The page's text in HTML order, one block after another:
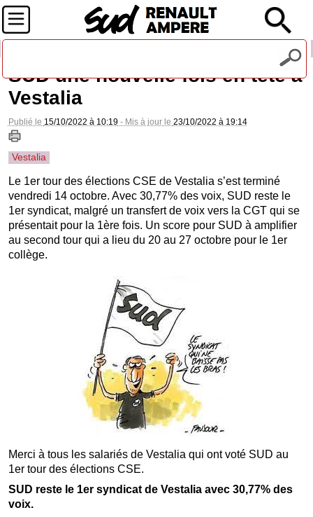
SUD une nouvelle fois en tête à
Vestalia
Publié le 15/10/2022 à 10:19- Mis à jour le 23/10/2022 à 19:14
Vestalia
Le 1er tour des élections CSE de Vestalia s’est terminé
vendredi 14 octobre. Avec 30,77% des voix, SUD reste le
1er syndicat, malgré un transfert de voix vers la CGT qui se
présentait pour la 1ère fois. Un score pour SUD à amplifier
au second tour qui a lieu du 20 au 27 octobre pour le 1er
collège.
Merci à tous les salariés de Vestalia qui ont voté SUD au
1er tour des élections CSE.
SUD reste le 1er syndicat de Vestalia avec 30,77% des
voix.